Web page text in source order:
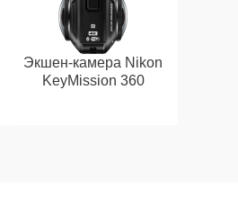
Экшен-камера Nikon
KeyMission 360